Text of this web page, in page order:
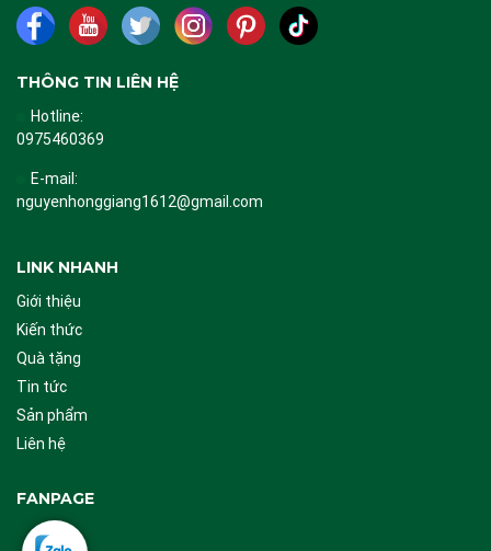
THÔNG TIN LIÊN HỆ
Hotline:
0975460369
E-mail:
nguyenhonggiang1612@gmail.com
LINK NHANH
Giới thiệu
Kiến thức
Quà tặng
Tin tức
Sản phẩm
Liên hệ
FANPAGE